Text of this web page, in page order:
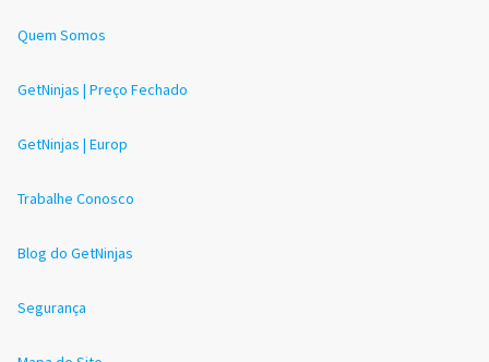
Quem Somos
GetNinjas | Preço Fechado
GetNinjas | Europ
Trabalhe Conosco
Blog do GetNinjas
Segurança